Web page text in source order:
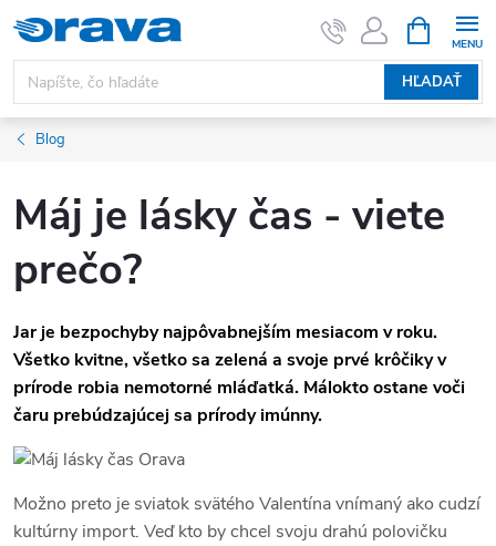
Prejsť na obsah
HĽADAŤ
Blog
Máj je lásky čas - viete
prečo?
Jar je bezpochyby najpôvabnejším mesiacom v roku.
Všetko kvitne, všetko sa zelená a svoje prvé krôčiky v
prírode robia nemotorné mláďatká. Málokto ostane voči
čaru prebúdzajúcej sa prírody imúnny.
Možno preto je sviatok svätého Valentína vnímaný ako cudzí
kultúrny import. Veď kto by chcel svoju drahú polovičku